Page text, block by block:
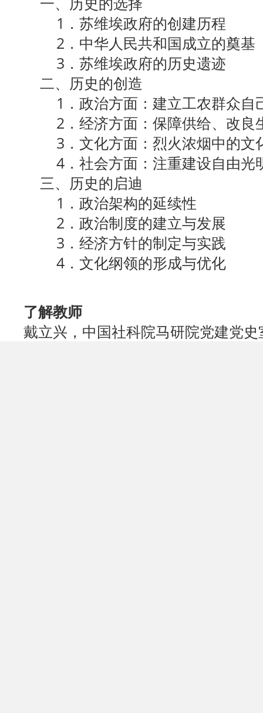
1．苏维埃政府的创建历程
2．中华人民共和国成立的奠基
3．苏维埃政府的历史遗迹
二、历史的创造
1．政治方面：建立工农群众自
2．经济方面：保障供给、改良
3．文化方面：烈火浓烟中的文
4．社会方面：注重建设自由光
三、历史的启迪
1．政治架构的延续性
2．政治制度的建立与发展
3．经济方针的制定与实践
4．文化纲领的形成与优化
了解教师
戴立兴，中国社科院马研院党建党